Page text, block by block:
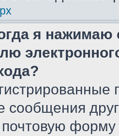
я нажимаю
сообщения